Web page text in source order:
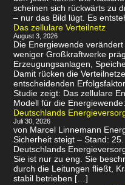
scheinen sich rückwärts zu
– nur das Bild lügt. Es
Das zellulare Verteilnetz
August 3, 2026
Die Energiewende
weniger Großkraftwerke
Erzeugungsanlagen,
Damit rücken die
entscheidenden
Studie zeigt: Das zellulare
Modell für die
Deutschlands
Juli 30, 2026
von Marcel Linnemann
Sicherheit steigt – Stand:
Deutschlands
Sie ist nur zu eng. Sie
durch die Leitungen fließt,
stabil betrieben […]